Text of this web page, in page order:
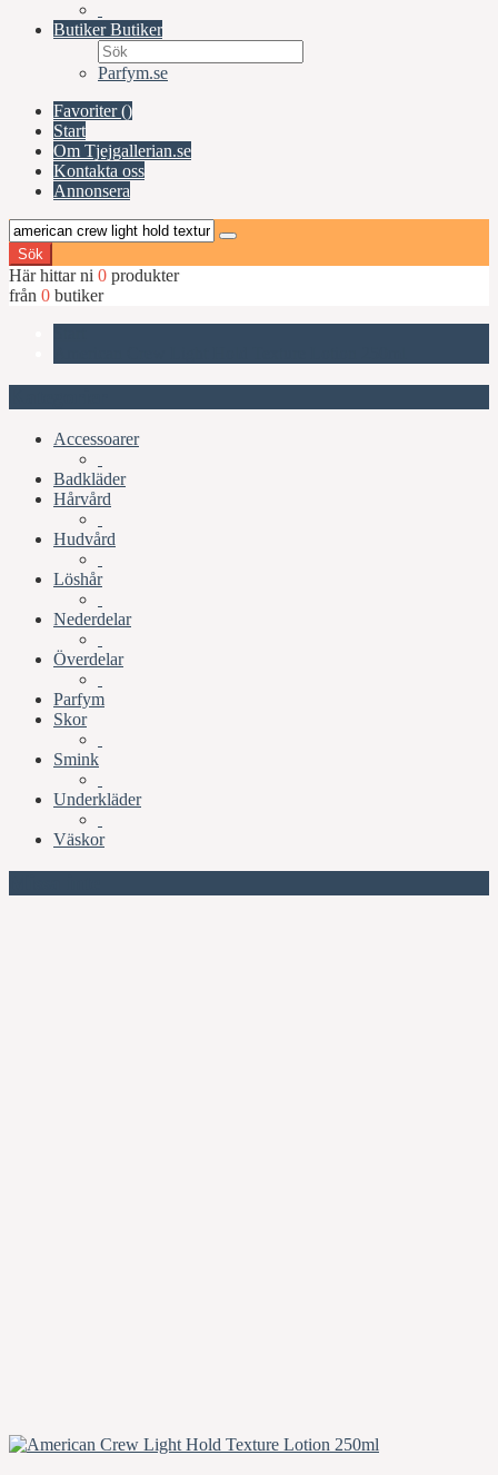
ButikerButiker
Parfym.se
Favoriter ()
Start
Om Tjejgallerian.se
Kontakta oss
Annonsera
Sök
Här hittar ni 0 produkter
från 0 butiker
Accessoarer
Badkläder
Hårvård
Hudvård
Löshår
Nederdelar
Överdelar
Parfym
Skor
Smink
Underkläder
Väskor